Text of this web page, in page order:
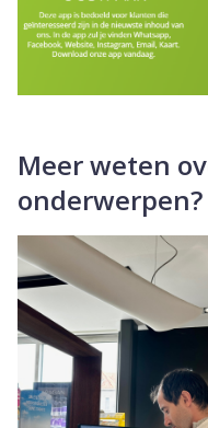
Meer weten
onderwerpen?